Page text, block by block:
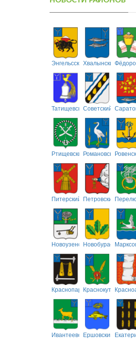
ЭнгельсскийХвалынский
ТатищевскийСоветский
РтищевскийРомановский
Питерский Петровский
НовоузенскийНовобурасский
Краснопартизанский
Краснокутский
ИвантеевскийЕршовский